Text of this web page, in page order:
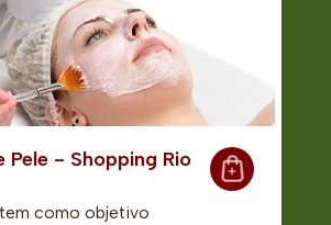
Pele - Shopping Rio
como objetivo